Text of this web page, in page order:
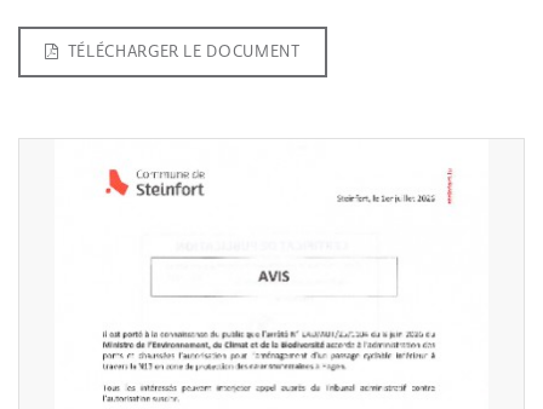
TÉLÉCHARGER LE DOCUMENT